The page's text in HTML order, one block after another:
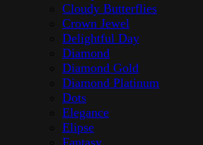
Cloudy Butterflies
Crown Jewel
Delightful Day
Diamond
Diamond Gold
Diamond Platinum
Dots
Elegance
Elipse
Fantasy